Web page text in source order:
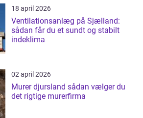
18 april 2026
Ventilationsanlæg på Sjælland:
sådan får du et sundt og stabilt
indeklima
02 april 2026
Murer djursland sådan vælger du
det rigtige murerfirma